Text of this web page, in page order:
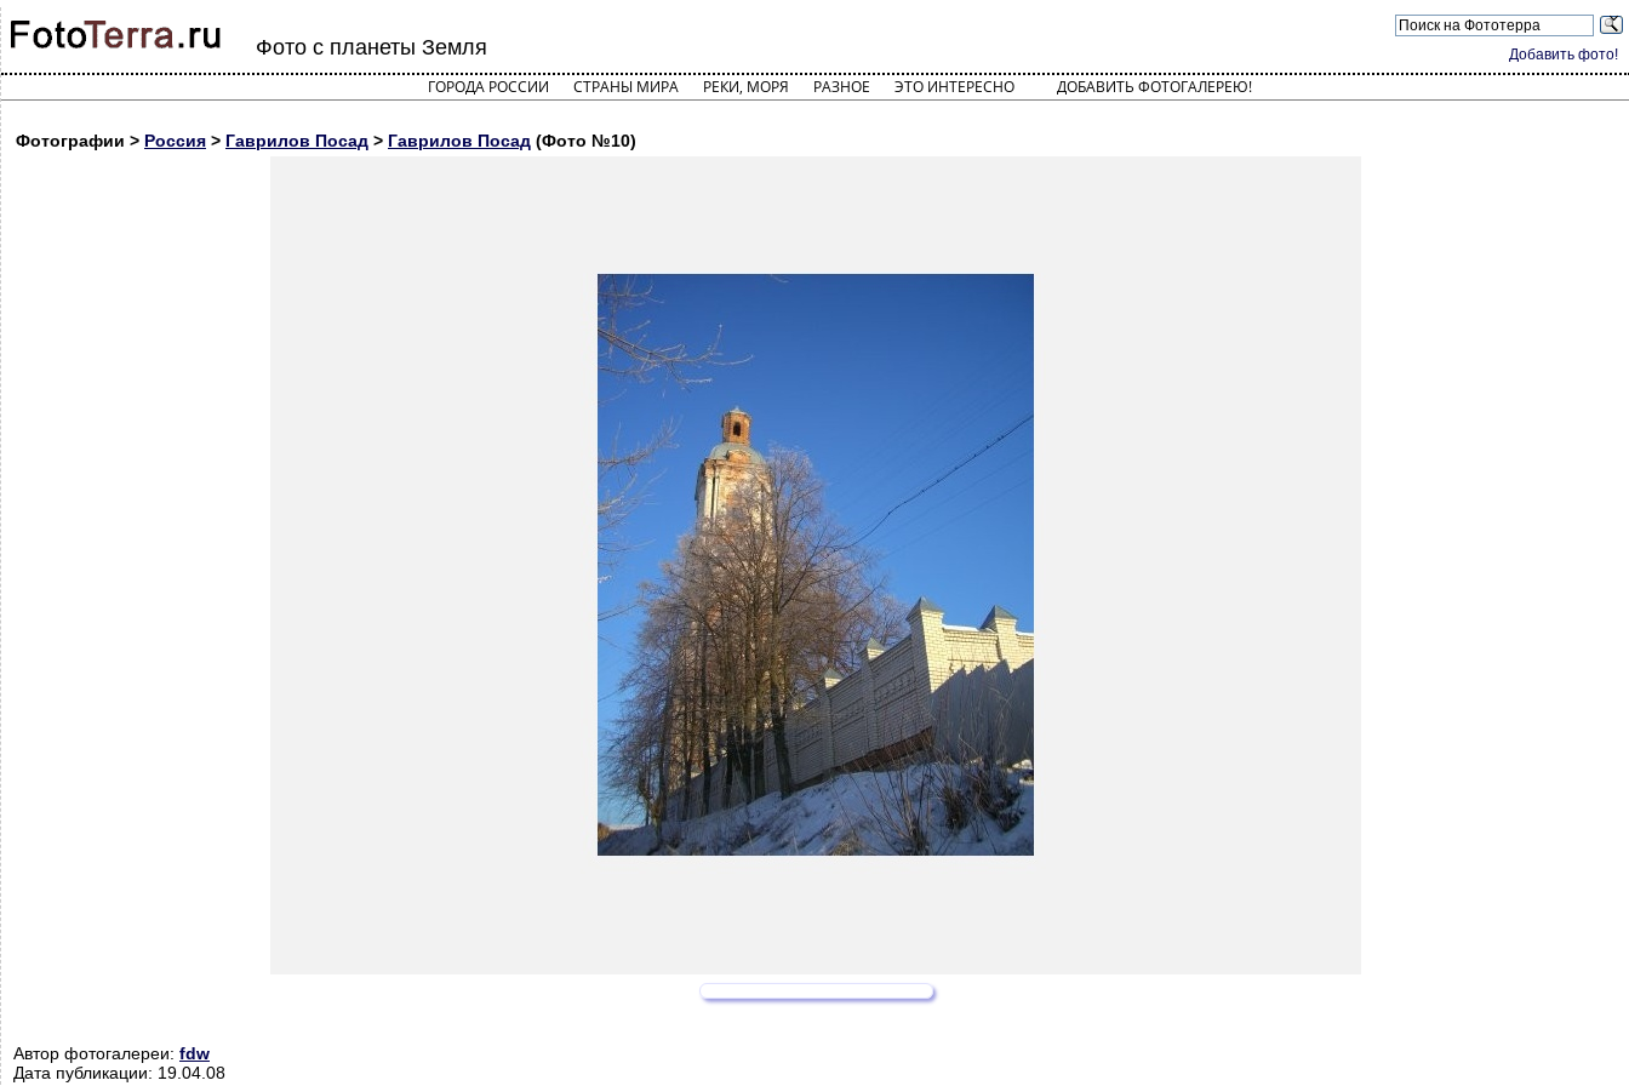
Добавить фото!
Фото с планеты Земля
ГОРОДА РОССИИ СТРАНЫ МИРА РЕКИ, МОРЯ РАЗНОЕ ЭТО ИНТЕРЕСНО ДОБАВИТЬ ФОТОГАЛЕРЕЮ!
Фотографии > Россия > Гаврилов Посад > Гаврилов Посад (Фото №10)
Автор фотогалереи: fdw
Дата публикации: 19.04.08